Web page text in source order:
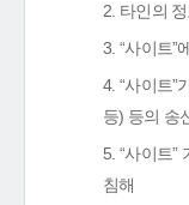
2. 타인의
3. “사이트”
4. “사이트”
등) 등의 송
5. “사이트
침해